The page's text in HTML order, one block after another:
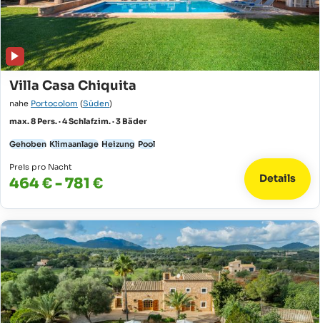
Villa Casa Chiquita
nahe Portocolom (Süden)
max. 8 Pers. · 4 Schlafzim. · 3 Bäder
Gehoben Klimaanlage Heizung Pool
Preis pro Nacht
464 € - 781 € Details